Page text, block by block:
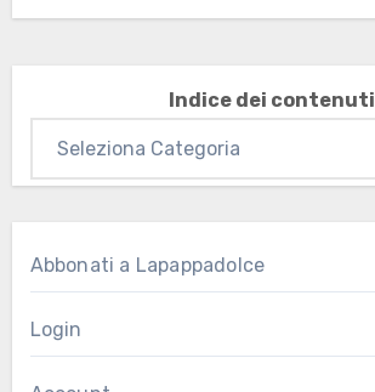
Indice dei contenuti
Abbonati a Lapappadolce
Login